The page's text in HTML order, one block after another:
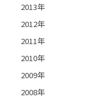
2013年
2012年
2011年
2010年
2009年
2008年